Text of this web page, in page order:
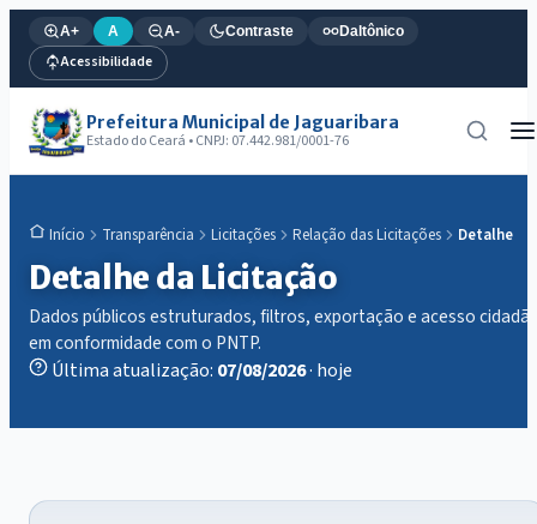
A+ A A- Contraste Daltônico
Acessibilidade
Prefeitura Municipal de Jaguaribara
Estado do Ceará • CNPJ: 07.442.981/0001-76
Início Transparência Licitações Relação das Licitações Detalhe
Detalhe da Licitação
Dados públicos estruturados, filtros, exportação e acesso
em conformidade com o PNTP.
Última atualização: 07/08/2026· hoje